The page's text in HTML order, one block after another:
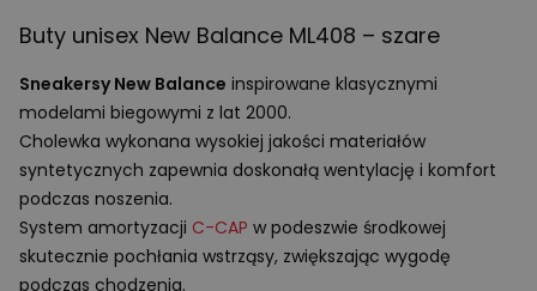
Buty unisex New Balance ML408 – szare
Sneakersy New Balance inspirowane klasycznymi
modelami biegowymi z lat 2000.
Cholewka wykonana wysokiej jakości materiałów
syntetycznych zapewnia doskonałą wentylację i komfort
podczas noszenia.
System amortyzacji C-CAP w podeszwie środkowej
skutecznie pochłania wstrząsy, zwiększając wygodę
podczas chodzenia.